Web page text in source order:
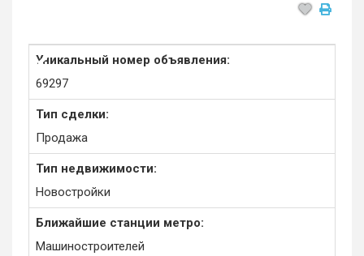
Уникальный номер объявления:
69297
Тип сделки:
Продажа
Тип недвижимости:
Новостройки
Ближайшие станции метро:
Машиностроителей